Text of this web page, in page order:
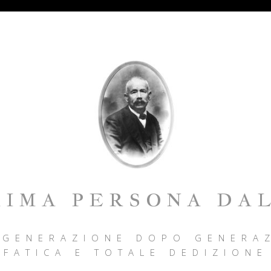
PERSONA
DOPO
FATICA E TOTALE DEDIZIONE